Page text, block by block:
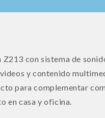
con sistema de
y contenido
para complementar
en casa y oficina.